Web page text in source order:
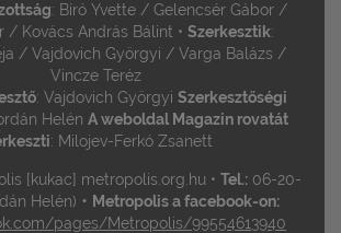
: Bíró Yvette / Gelencsér Gábor /
/ Kovács András Bálint • Szerkesztik:
/ Vajdovich Györgyi / Varga Balázs /
Vincze Teréz
: Vajdovich Györgyi Szerkesztőségi
Helén A weboldal Magazin rovatát
: Milojev-Ferkó Zsanett
[kukac] metropolis.org.hu • Tel.:06-20-
Helén) • Metropolis a facebook-on:
pages/Metropolis/99554613940